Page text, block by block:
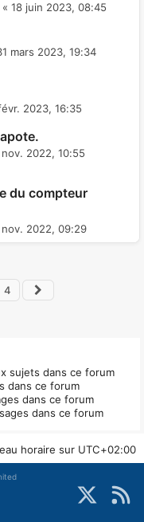
« 18 juin 2023, 08:45
mars 2023, 19:34
2023, 16:35
2022, 10:55
du compteur
2022, 09:29
4
sujets dans ce forum
dans ce forum
dans ce forum
dans ce forum
horaire sur UTC+02:00